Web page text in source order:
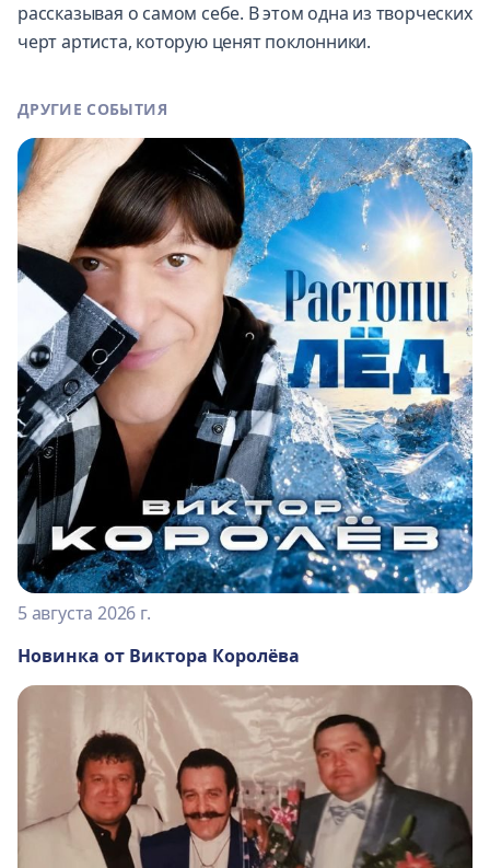
рассказывая о самом себе. В этом одна из творческих
черт артиста, которую ценят поклонники.
ДРУГИЕ СОБЫТИЯ
5 августа 2026 г.
Новинка от Виктора Королёва